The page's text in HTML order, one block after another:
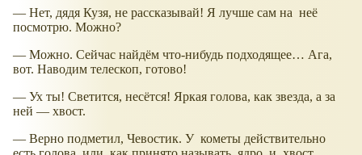
— Нет, дядя Кузя, не рассказывай! Я лучше сам на неё
посмотрю. Можно?
— Можно. Сейчас найдём что-нибудь подходящее… Ага,
вот. Наводим телескоп, готово!
— Ух ты! Светится, несётся! Яркая голова, как звезда, а за
ней — хвост.
— Верно подметил, Чевостик. У кометы действительно